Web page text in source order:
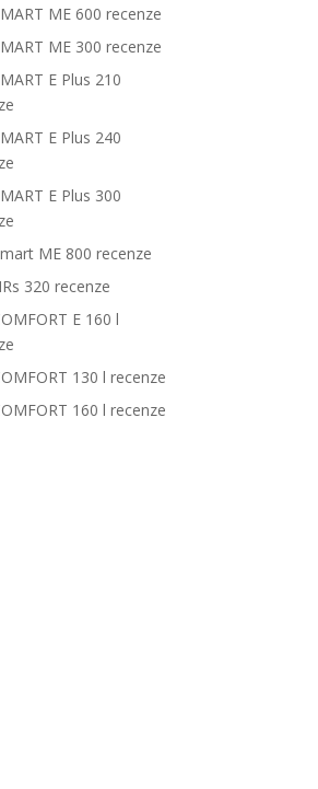
ME 600 recenze
ME 300 recenze
E Plus 210
E Plus 240
E Plus 300
ME 800 recenze
320 recenze
E 160 l
130 l recenze
160 l recenze